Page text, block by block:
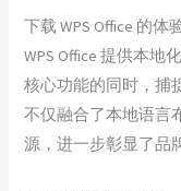
下载 WPS Office 的
WPS Office 提供本地
核心功能的同时，捕
不仅融合了本地语言
源，进一步彰显了品